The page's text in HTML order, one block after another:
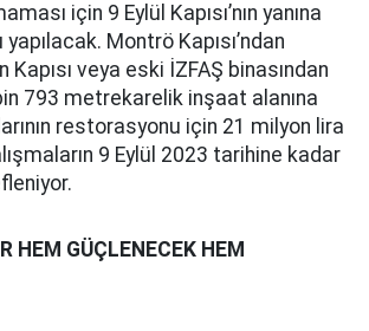
için 9 Eylül Kapısı’nın yanına
Montrö Kapısı’ndan
veya eski İZFAŞ binasından
793 metrekarelik inşaat alanına
restorasyonu için 21 milyon lira
9 Eylül 2023 tarihine kadar
HEM GÜÇLENECEK HEM